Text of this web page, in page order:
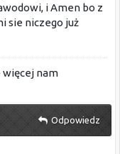
i Amen bo z
sie niczego już
więcej nam
Odpowiedz